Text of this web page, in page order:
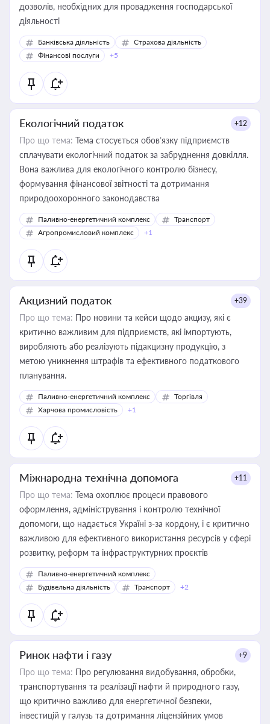
дозволів, необхідних для провадження господарської
діяльності
Банківська діяльність
Страхова діяльність
Фінансові послуги
+5
Екологічний податок +12
Про що тема: Тема стосується обов’язку підприємств
сплачувати екологічний податок за забруднення довкілля.
Вона важлива для екологічного контролю бізнесу,
формування фінансової звітності та дотримання
природоохоронного законодавства
Паливно-енергетичний комплекс
Транспорт
Агропромисловий комплекс
+1
Акцизний податок +39
Про що тема: Про новини та кейси щодо акцизу, які є
критично важливим для підприємств, які імпортують,
виробляють або реалізують підакцизну продукцію, з
метою уникнення штрафів та ефективного податкового
планування.
Паливно-енергетичний комплекс
Торгівля
Харчова промисловість
+1
Міжнародна технічна допомога +11
Про що тема: Тема охоплює процеси правового
оформлення, адміністрування і контролю технічної
допомоги, що надається Україні з-за кордону, і є критично
важливою для ефективного використання ресурсів у сфері
розвитку, реформ та інфраструктурних проєктів
Паливно-енергетичний комплекс
Будівельна діяльність
Транспорт +2
Ринок нафти і газу +9
Про що тема: Про регулювання видобування, обробки,
транспортування та реалізації нафти й природного газу,
що критично важливо для енергетичної безпеки,
інвестицій у галузь та дотримання ліцензійних умов